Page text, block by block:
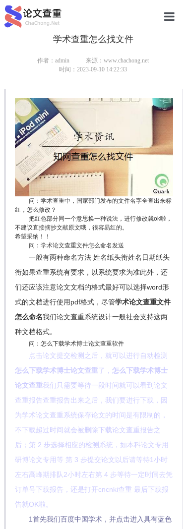
本科论文
硕士论文
博士论文
学术查重怎么找文件
作者：admin
来源：www.chachong.net
时间：2023-09-10 14:22:33
问：学术查重中，国家部门发布的文件名字全查出来标
红，怎么修改？
把红色部分同一个意思换一种说法，进行修改就ok啦，
不建议直接摘抄文献原文哦，很容易红的。
希望采纳！！
问：学术论文查重文件怎么命名发送
一般有两种命名方法 姓名纸头衔姓名日期纸头
衔如果查重系统有要求，以系统要求为准此外，还
们还应该注意论文文档的格式最好可以选择word形
式的文档进行使用pdf格式，尽管学术论文查重文件
怎么命名我们论文查重系统设计一般社会支持这两
种文档格式。
问：怎么下载学术博士论文查重软件
点击论文提交检测之后，就可以进行自动检测
怎么下载学术博士论文查重了， 怎么下载学术博士
论文查重我们只需要等待一段时间就可以看到论文
查重报告查重报告出来之后，我们要进行下载，因
为学术论文查重系统保存论文的时间是有限制的，
不下载超过时间就会被删除下载论文查重报告之
后；第 2 步选择相应的检测系统，如本科论文专用
研博论文专用等 第 3 步提交论文以后请等待1小时
左右高峰期排队2小时左右第 4 步等待一定时间去凭
订单号下载报告，还是打开cncnki查重 最后下载报
告就OK啦。
1首先我们百度中国学术，并点击进入具有蓝色